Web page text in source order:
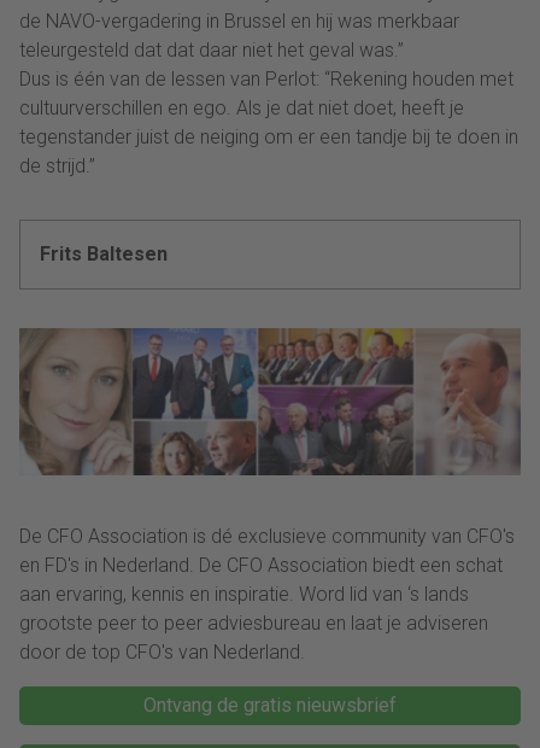
de NAVO-vergadering in Brussel en hij was merkbaar
teleurgesteld dat dat daar niet het geval was.”
Dus is één van de lessen van Perlot: “Rekening houden met
cultuurverschillen en ego. Als je dat niet doet, heeft je
tegenstander juist de neiging om er een tandje bij te doen in
de strijd.”
Frits Baltesen
De CFO Association is dé exclusieve community van CFO's
en FD's in Nederland. De CFO Association biedt een schat
aan ervaring, kennis en inspiratie. Word lid van ‘s lands
grootste peer to peer adviesbureau en laat je adviseren
door de top CFO's van Nederland.
Ontvang de gratis nieuwsbrief